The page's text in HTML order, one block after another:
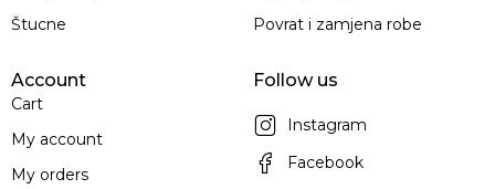
Štucne
Povrat i zamjena robe
Account
Cart
My account
My orders
Follow us
Instagram
Facebook